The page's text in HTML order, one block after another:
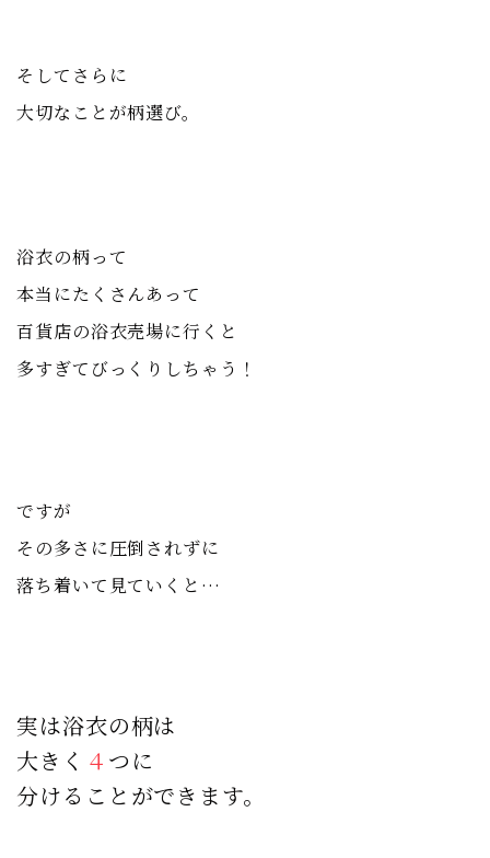
そしてさらに
大切なことが柄選び。
浴衣の柄って
本当にたくさんあって
百貨店の浴衣売場に行くと
多すぎてびっくりしちゃう！
ですが
その多さに圧倒されずに
落ち着いて見ていくと…
実は浴衣の柄は
大きく ４ つに
分けることができます。